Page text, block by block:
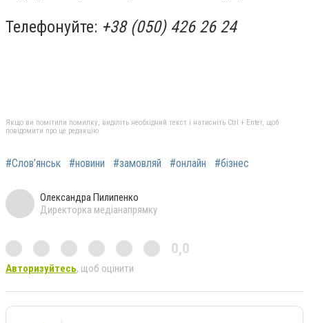
Телефонуйте: +38 (050) 426 26 24
Якщо ви помітили помилку, виділіть необхідний текст і натисніть Ctrl + Enter, щоб
повідомити про це редакцію
#Слов’янськ #новини #замовляй #онлайн #бізнес
Олександра Пилипенко
Директорка медіанапрямку
0,0
Авторизуйтесь, щоб оцінити